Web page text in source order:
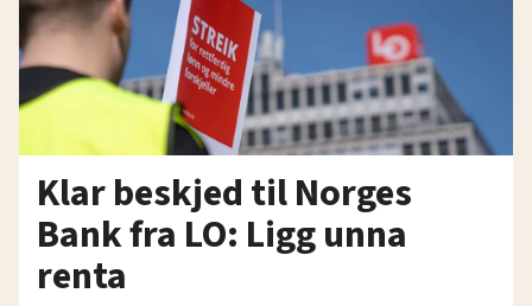
Klar beskjed til Norges
Bank fra LO: Ligg unna
renta